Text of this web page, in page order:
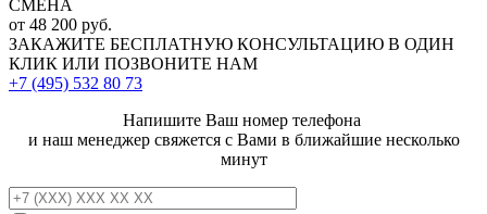
СМЕНА
от 48 200 руб.
ЗАКАЖИТЕ БЕСПЛАТНУЮ КОНСУЛЬТАЦИЮ В ОДИН
КЛИК ИЛИ ПОЗВОНИТЕ НАМ
+7 (495) 532 80 73
Напишите Ваш номер телефона
и наш менеджер свяжется с Вами в ближайшие несколько
минут